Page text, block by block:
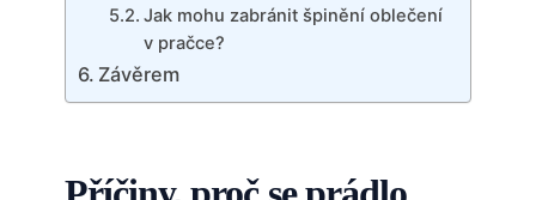
Jak mohu zabránit špinění oblečení
v pračce?
Závěrem